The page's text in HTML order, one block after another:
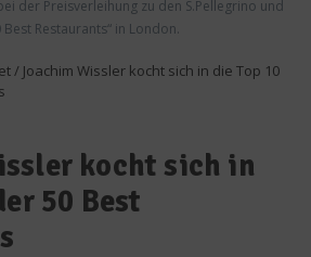
der Preisverleihung zu den S.Pellegrino und
Restaurants“ in London.
/ Joachim Wissler kocht sich in die Top 10
kocht sich in
50 Best